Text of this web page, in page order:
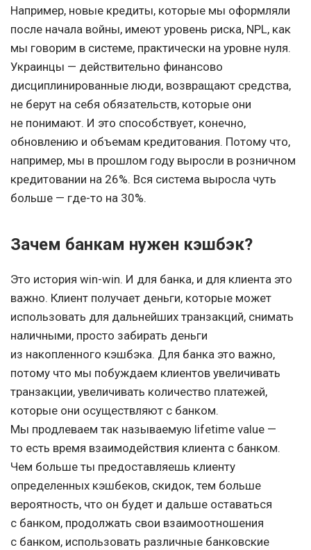
Например, новые кредиты, которые мы оформляли
после начала войны, имеют уровень риска, NPL, как
мы говорим в системе, практически на уровне нуля.
Украинцы — действительно финансово
дисциплинированные люди, возвращают средства,
не берут на себя обязательств, которые они
не понимают. И это способствует, конечно,
обновлению и объемам кредитования. Потому что,
например, мы в прошлом году выросли в розничном
кредитовании на 26%. Вся система выросла чуть
больше — где-то на 30%.
Зачем банкам нужен кэшбэк?
Это история win-win. И для банка, и для клиента это
важно. Клиент получает деньги, которые может
использовать для дальнейших транзакций, снимать
наличными, просто забирать деньги
из накопленного кэшбэка. Для банка это важно,
потому что мы побуждаем клиентов увеличивать
транзакции, увеличивать количество платежей,
которые они осуществляют с банком.
Мы продлеваем так называемую lifetime value —
то есть время взаимодействия клиента с банком.
Чем больше ты предоставляешь клиенту
определенных кэшбеков, скидок, тем больше
вероятность, что он будет и дальше оставаться
с банком, продолжать свои взаимоотношения
с банком, использовать различные банковские